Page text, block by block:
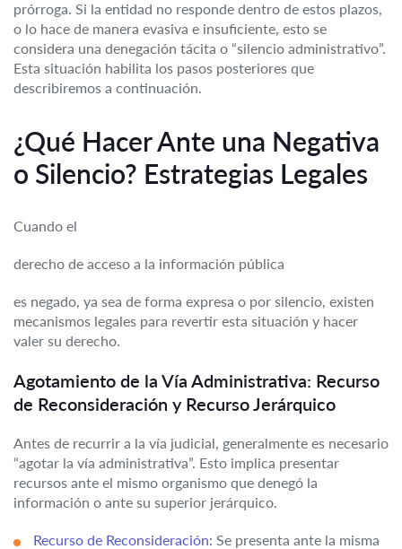
prórroga. Si la entidad no responde dentro de estos plazos,
o lo hace de manera evasiva e insuficiente, esto se
considera una denegación tácita o “silencio administrativo”.
Esta situación habilita los pasos posteriores que
describiremos a continuación.
¿Qué Hacer Ante una Negativa
o Silencio? Estrategias Legales
Cuando el
derecho de acceso a la información pública
es negado, ya sea de forma expresa o por silencio, existen
mecanismos legales para revertir esta situación y hacer
valer su derecho.
Agotamiento de la Vía Administrativa: Recurso
de Reconsideración y Recurso Jerárquico
Antes de recurrir a la vía judicial, generalmente es necesario
“agotar la vía administrativa”. Esto implica presentar
recursos ante el mismo organismo que denegó la
información o ante su superior jerárquico.
Recurso de Reconsideración: Se presenta ante la misma